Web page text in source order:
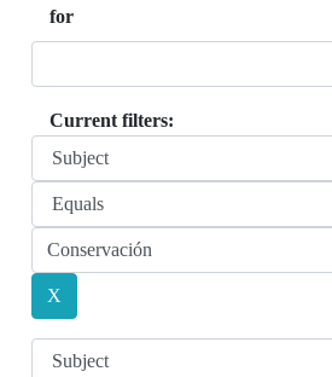
for
Current filters: